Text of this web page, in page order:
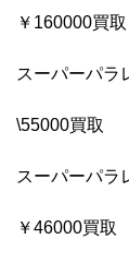
￥160000買取
スーパーパラ
\55000買取
スーパーパラ
￥46000買取